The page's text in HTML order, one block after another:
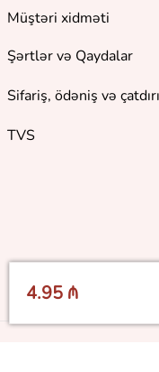
4.95 ₼
Müştəri xidməti
Şərtlər və Qaydalar
Sifariş, ödəniş və
TVS